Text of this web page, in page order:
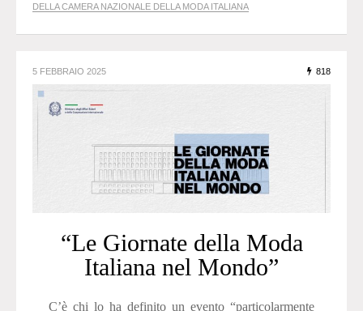
DELLA CAMERA NAZIONALE DELLA MODA ITALIANA
5 FEBBRAIO 2025 818
“Le Giornate della Moda
Italiana nel Mondo”
C’è chi lo ha definito un evento “particolarmente